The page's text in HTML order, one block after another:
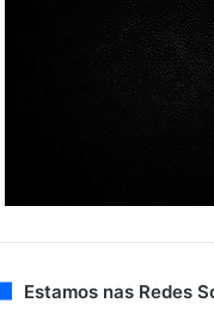
Estamos nas Redes